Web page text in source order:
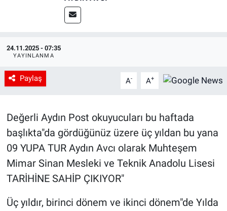
24.11.2025 - 07:35
YAYINLANMA
Paylaş A- A+
Değerli Aydın Post okuyucuları bu haftada
başlıkta"da gördüğünüz üzere üç yıldan bu yana
09 YUPA TUR Aydın Avcı olarak Muhteşem
Mimar Sinan Mesleki ve Teknik Anadolu Lisesi
TARİHİNE SAHİP ÇIKIYOR"
Üç yıldır, birinci dönem ve ikinci dönem"de Yılda